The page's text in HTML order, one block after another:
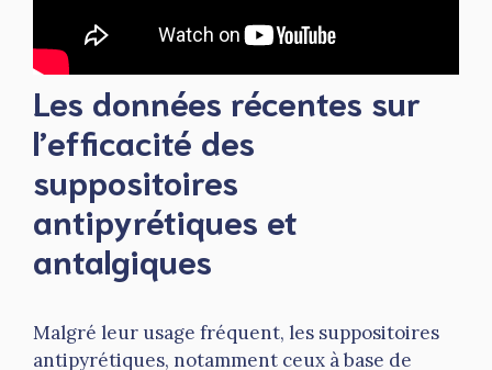
Les données récentes sur
l’efficacité des
suppositoires
antipyrétiques et
antalgiques
Malgré leur usage fréquent, les suppositoires
antipyrétiques, notamment ceux à base de